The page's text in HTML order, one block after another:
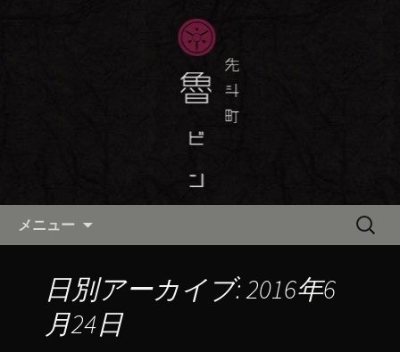
京都・先斗町の京料理・和食
「魯ビン（ろびん）」の公式ブ
京都・先斗町の京町家で美味しい季節
の京料理・和食が自慢の「魯ビン（ろ
びん）」がお店からのお知らせや、お
料理について最新情報をおとどけしま
メニュー
検
日別アーカイブ: 2016年6
月24日